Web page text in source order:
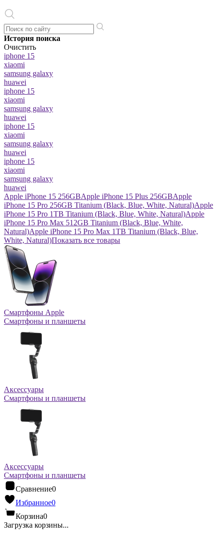
История поиска
Очистить
iphone 15
xiaomi
samsung galaxy
huawei
iphone 15
xiaomi
samsung galaxy
huawei
iphone 15
xiaomi
samsung galaxy
huawei
iphone 15
xiaomi
samsung galaxy
huawei
Apple iPhone 15 256GBApple iPhone 15 Plus 256GBApple
iPhone 15 Pro 256GB Titanium (Black, Blue, White, Natural)Apple
iPhone 15 Pro 1TB Titanium (Black, Blue, White, Natural)Apple
iPhone 15 Pro Max 512GB Titanium (Black, Blue, White,
Natural)Apple iPhone 15 Pro Max 1TB Titanium (Black, Blue,
White, Natural)Показать все товары
Смартфоны Apple
Смартфоны и планшеты
Аксессуары
Смартфоны и планшеты
Аксессуары
Смартфоны и планшеты
Сравнение0
Избранное0
Корзина0
Загрузка корзины...